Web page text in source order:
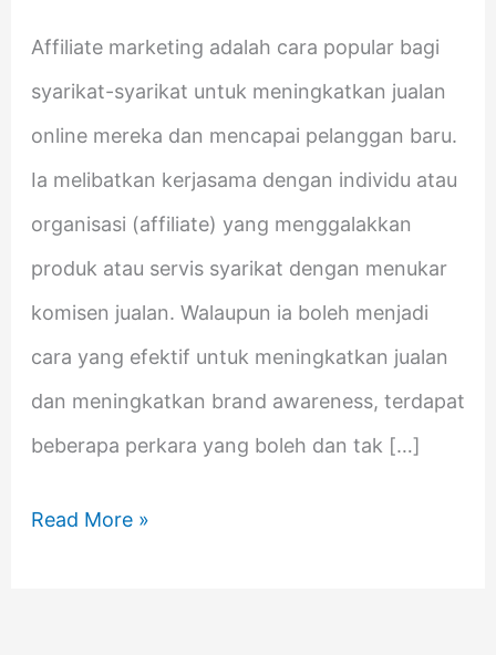
Affiliate marketing adalah cara popular bagi
syarikat-syarikat untuk meningkatkan jualan
online mereka dan mencapai pelanggan baru.
Ia melibatkan kerjasama dengan individu atau
organisasi (affiliate) yang menggalakkan
produk atau servis syarikat dengan menukar
komisen jualan. Walaupun ia boleh menjadi
cara yang efektif untuk meningkatkan jualan
dan meningkatkan brand awareness, terdapat
beberapa perkara yang boleh dan tak […]
Read More »